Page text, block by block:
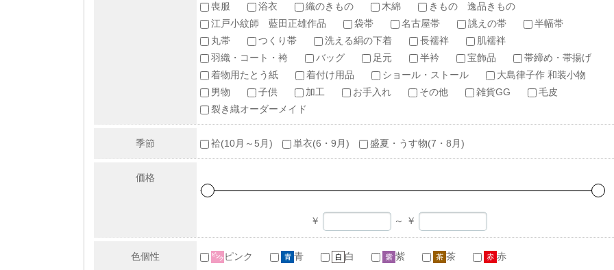
喪服
浴衣 織のきもの 木綿
きもの 逸品きもの
江戸小紋師 藍田正雄作品
袋帯 名古屋帯 誂えの帯
半幅帯
丸帯
つくり帯 洗える絹の下着 長襦袢
肌襦袢
羽織・コート・袴
バッグ 足元 半衿 宝飾品
帯締め・帯揚げ
着物用たとう紙
着付け用品 ショール・ストール
大島律子作 和装小物
男物
子供 加工 お手入れ その他 雑貨GG
毛皮
裂き織オーダーメイド
季節 袷(10月～5月) 単衣(6・9月) 盛夏・うす物(7・8月)
価格
￥ ～ ￥
色個性 ピンク 青 白 紫 茶 赤